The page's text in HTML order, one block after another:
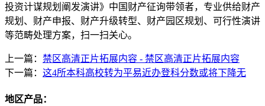
投资计谋规划阐发演讲》中国财产征询带领者，专业供给财产
规划、财产申报、财产升级转型、财产园区规划、可行性演讲
等范畴处理方案，扫一扫关心。
上一篇： 禁区高清正片拓展内容 - 禁区高清正片拓展内容
下一篇： 这4所本科高校转为平易近办登科分数或将下降无
地区产品：